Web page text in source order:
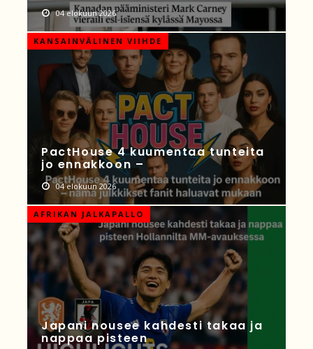
04 elokuun 2026
KANSAINVÄLINEN VIIHDE
PactHouse 4 kuumentaa tunteita
jo ennakkoon –
04 elokuun 2026
AFRIKAN JALKAPALLO
Japani nousee kahdesti takaa ja
nappaa pisteen